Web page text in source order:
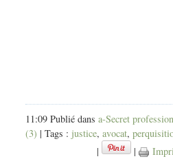
11:09 Publié dans a-Secret
(3) | Tags : justice, avocat,
|
|